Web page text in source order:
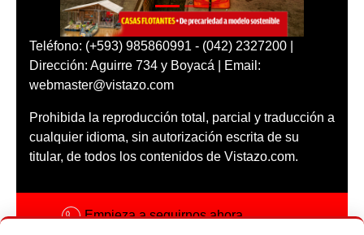
Teléfono: (+593) 985860991 - (042) 2327200 |
Dirección: Aguirre 734 y Boyacá | Email:
webmaster@vistazo.com
Prohibida la reproducción total, parcial y traducción a
cualquier idioma, sin autorización escrita de su
titular, de todos los contenidos de Vistazo.com.
Empieza a seguirnos ahora